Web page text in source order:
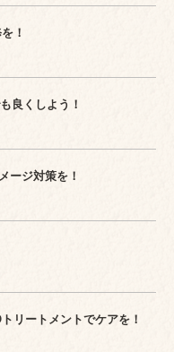
！
良くしよう！
ージ対策を！
リートメントでケアを！